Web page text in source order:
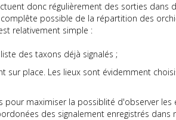
donc régulièrement des sorties
possible de la répartition des
relativement simple :
des taxons déjà signalés ;
sur place. Les lieux sont évidemment
pour maximiser la possiblité d'observer
des signalement enregistrés